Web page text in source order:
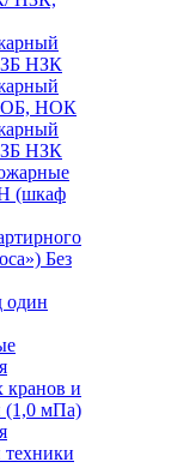
НЗК
НОК
НЗК
(шкаф
Без
один
и
(1,0 мПа)